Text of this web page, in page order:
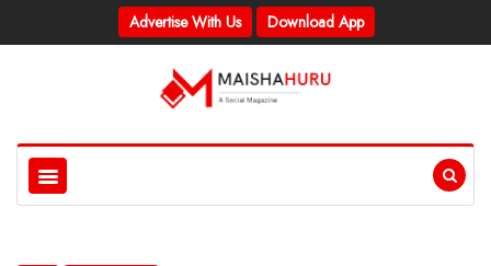
Advertise With Us Download App